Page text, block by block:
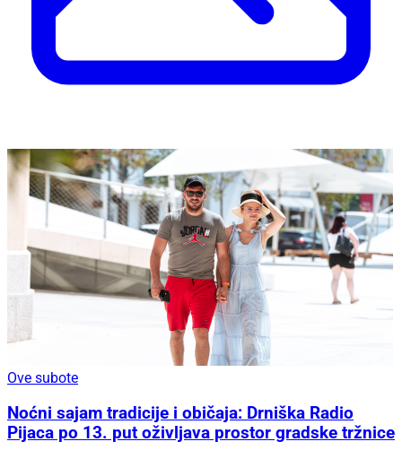
Ove subote
Noćni sajam tradicije i običaja: Drniška Radio
Pijaca po 13. put oživljava prostor gradske tržnice